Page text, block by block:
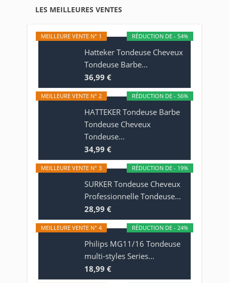
LES MEILLEURES VENTES
RÉDUCTION DE - 54%
MEILLEURE VENTE N° 1
Hatteker Tondeuse Cheveux
Tondeuse Barbe...
36,99 €
RÉDUCTION DE - 56%
MEILLEURE VENTE N° 2
HATTEKER Tondeuse Barbe
Tondeuse Cheveux
Tondeuse...
34,99 €
RÉDUCTION DE - 19%
MEILLEURE VENTE N° 3
SURKER Tondeuse Cheveux
Professionnelle Tondeuse...
28,99 €
RÉDUCTION DE - 24%
MEILLEURE VENTE N° 4
Philips MG11/16 Tondeuse
multi-styles Series...
18,99 €